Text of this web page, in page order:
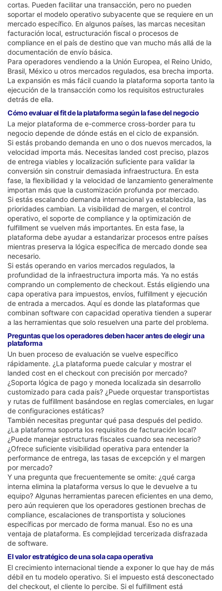
cortas. Pueden facilitar una transacción, pero no pueden
soportar el modelo operativo subyacente que se requiere en un
mercado específico. En algunos países, las marcas necesitan
facturación local, estructuración fiscal o procesos de
compliance en el país de destino que van mucho más allá de la
documentación de envío básica.
Para operadores vendiendo a la Unión Europea, el Reino Unido,
Brasil, México u otros mercados regulados, esa brecha importa.
La expansión es más fácil cuando la plataforma soporta tanto la
ejecución de la transacción como los requisitos estructurales
detrás de ella.
Cómo evaluar el fit de la plataforma según la fase del negocio
La mejor plataforma de e-commerce cross-border para tu
negocio depende de dónde estás en el ciclo de expansión.
Si estás probando demanda en uno o dos nuevos mercados, la
velocidad importa más. Necesitas landed cost preciso, plazos
de entrega viables y localización suficiente para validar la
conversión sin construir demasiada infraestructura. En esta
fase, la flexibilidad y la velocidad de lanzamiento generalmente
importan más que la customización profunda por mercado.
Si estás escalando demanda internacional ya establecida, las
prioridades cambian. La visibilidad de margen, el control
operativo, el soporte de compliance y la optimización de
fulfillment se vuelven más importantes. En esta fase, la
plataforma debe ayudar a estandarizar procesos entre países
mientras preserva la lógica específica de mercado donde sea
necesario.
Si estás operando en varios mercados regulados, la
profundidad de la infraestructura importa más. Ya no estás
comprando un complemento de checkout. Estás eligiendo una
capa operativa para impuestos, envíos, fulfillment y ejecución
de entrada a mercados. Aquí es donde las plataformas que
combinan software con capacidad operativa tienden a superar
a las herramientas que solo resuelven una parte del problema.
Preguntas que los operadores deben hacer antes de elegir una
plataforma
Un buen proceso de evaluación se vuelve específico
rápidamente. ¿La plataforma puede calcular y mostrar el
landed cost en el checkout con precisión por mercado?
¿Soporta lógica de pago y moneda localizada sin desarrollo
customizado para cada país? ¿Puede orquestar transportistas
y rutas de fulfillment basándose en reglas comerciales, en lugar
de configuraciones estáticas?
También necesitas preguntar qué pasa después del pedido.
¿La plataforma soporta los requisitos de facturación local?
¿Puede manejar estructuras fiscales cuando sea necesario?
¿Ofrece suficiente visibilidad operativa para entender la
performance de entrega, las tasas de excepción y el margen
por mercado?
Y una pregunta que frecuentemente se omite: ¿qué carga
interna elimina la plataforma versus lo que le devuelve a tu
equipo? Algunas herramientas parecen eficientes en una demo,
pero aún requieren que los operadores gestionen brechas de
compliance, escalaciones de transportista y soluciones
específicas por mercado de forma manual. Eso no es una
ventaja de plataforma. Es complejidad tercerizada disfrazada
de software.
El valor estratégico de una sola capa operativa
El crecimiento internacional tiende a exponer lo que hay de más
débil en tu modelo operativo. Si el impuesto está desconectado
del checkout, el cliente lo percibe. Si el fulfillment está